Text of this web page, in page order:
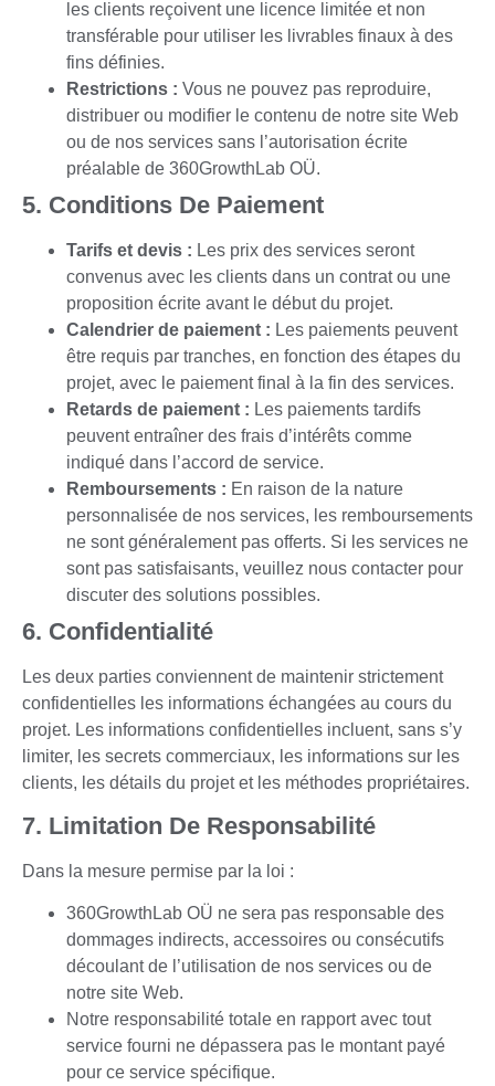
les clients reçoivent une licence limitée et non
transférable pour utiliser les livrables finaux à des
fins définies.
Restrictions : Vous ne pouvez pas reproduire,
distribuer ou modifier le contenu de notre site Web
ou de nos services sans l’autorisation écrite
préalable de 360GrowthLab OÜ.
5. Conditions De Paiement
Tarifs et devis : Les prix des services seront
convenus avec les clients dans un contrat ou une
proposition écrite avant le début du projet.
Calendrier de paiement : Les paiements peuvent
être requis par tranches, en fonction des étapes du
projet, avec le paiement final à la fin des services.
Retards de paiement : Les paiements tardifs
peuvent entraîner des frais d’intérêts comme
indiqué dans l’accord de service.
Remboursements : En raison de la nature
personnalisée de nos services, les remboursements
ne sont généralement pas offerts. Si les services ne
sont pas satisfaisants, veuillez nous contacter pour
discuter des solutions possibles.
6. Confidentialité
Les deux parties conviennent de maintenir strictement
confidentielles les informations échangées au cours du
projet. Les informations confidentielles incluent, sans s’y
limiter, les secrets commerciaux, les informations sur les
clients, les détails du projet et les méthodes propriétaires.
7. Limitation De Responsabilité
Dans la mesure permise par la loi :
360GrowthLab OÜ ne sera pas responsable des
dommages indirects, accessoires ou consécutifs
découlant de l’utilisation de nos services ou de
notre site Web.
Notre responsabilité totale en rapport avec tout
service fourni ne dépassera pas le montant payé
pour ce service spécifique.